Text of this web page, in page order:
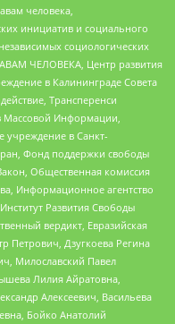
человека,
инициатив и социального
социологических
ЧЕЛОВЕКА, Центр развития
в Калининграде Совета
Трансперенси
Массовой Информации,
учреждение в Санкт-
Фонд поддержки свободы
Общественная комиссия
Информационное агентство
Развития Свободы
вердикт, Евразийская
Петрович, Дзугкоева Регина
Милославский Павел
Лилия Айратовна,
Алексеевич, Васильева
Бойко Анатолий